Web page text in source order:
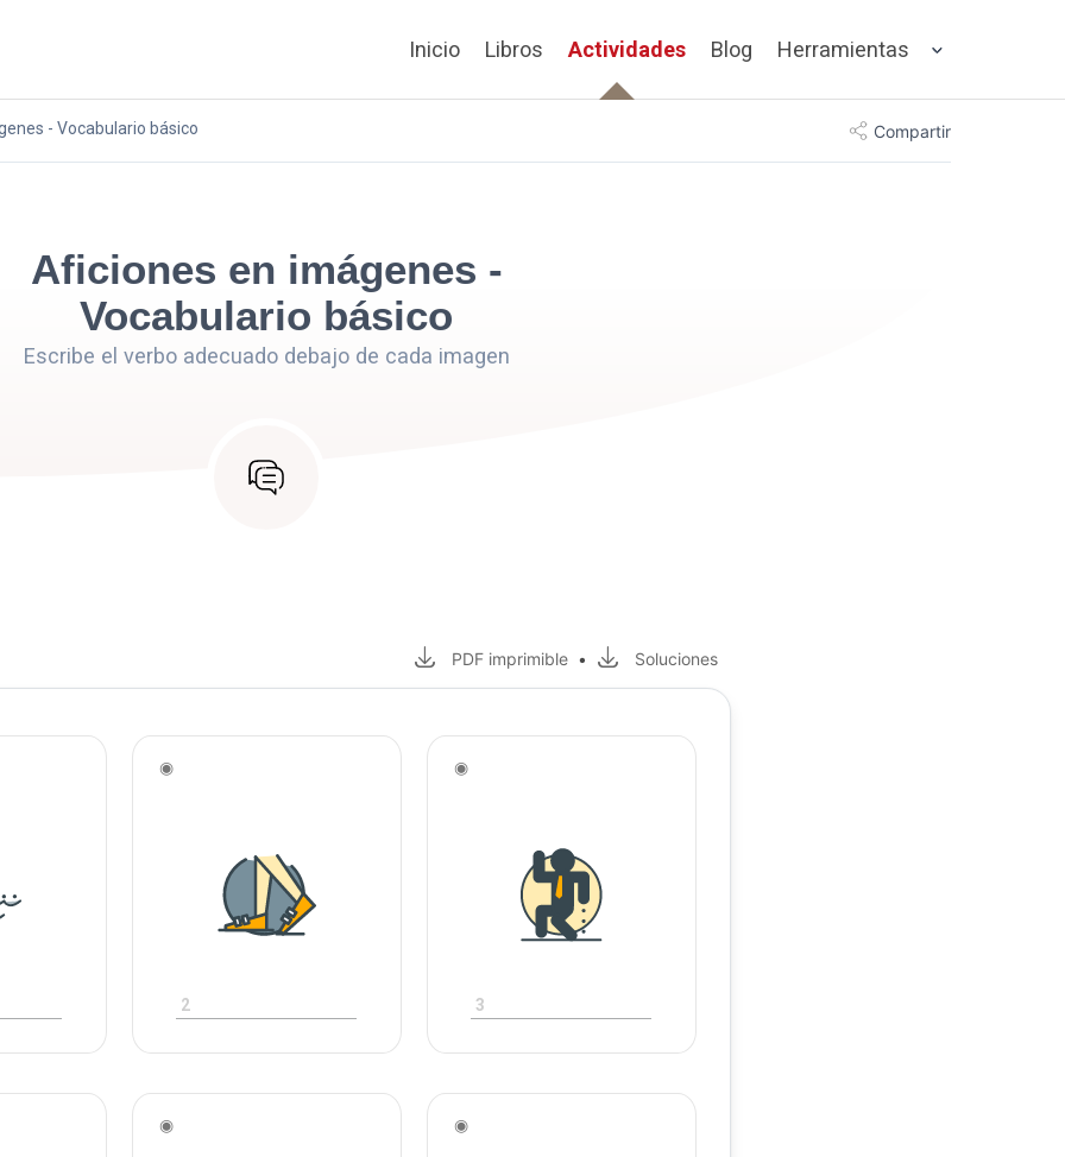
Inicio Libros Actividades Blog Herramientas
- Vocabulario básico Compartir
Aficiones en imágenes -
Vocabulario básico
Escribe el verbo adecuado debajo de cada imagen
PDF imprimible • Soluciones
◉
2
◉
3
◉ ◉